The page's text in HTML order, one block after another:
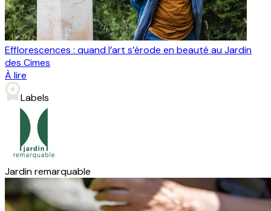
Efflorescences : quand l’art s’érode en beauté au Jardin
des Cimes
À lire
Labels
Jardin remarquable